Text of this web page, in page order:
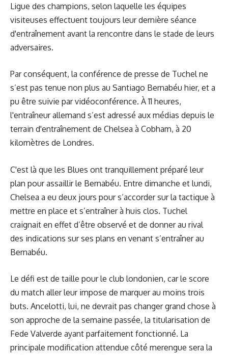
Ligue des champions, selon laquelle les équipes
visiteuses effectuent toujours leur dernière séance
d'entraînement avant la rencontre dans le stade de leurs
adversaires.
Par conséquent, la conférence de presse de Tuchelne
s’est pas tenue non plus au Santiago Bernabéu hier, et a
pu être suivie par vidéoconférence. À 11 heures,
l'entraîneur allemand s’est adressé aux médias depuis le
terrain d'entraînement de Chelsea à Cobham, à 20
kilomètres de Londres.
C'est là que les Blues ont tranquillement préparé leur
plan pour assaillir le Bernabéu. Entre dimanche et lundi,
Chelsea a eu deux jours pour s’accorder sur la tactique à
mettre en place et s’entraîner à huis clos. Tuchel
craignait en effet d’être observé et de donner au rival
des indications sur ses plans en venant s’entraîner au
Bernabéu.
Le défi est de taille pour le club londonien, car le score
du match aller leur impose de marquer au moins trois
buts. Ancelotti, lui, ne devrait pas changer grand chose à
son approche de la semaine passée, la titularisation de
Fede Valverde ayant parfaitement fonctionné. La
principale modification attendue côté merengue sera la